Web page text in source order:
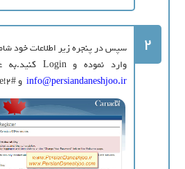
2
وارد نموده و Login کنید.به عنوان مثال: User Id:
info@persiandaneshjoo.ir و Password: sjkhfwe!2#